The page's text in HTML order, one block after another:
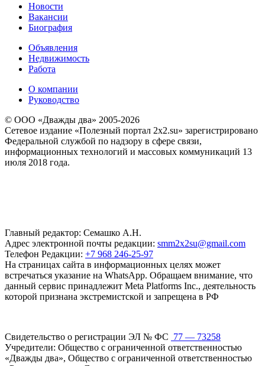
Новости
Вакансии
Биография
Объявления
Недвижимость
Работа
О компании
Руководство
© ООО «Дважды два» 2005-2026
Сетевое издание «Полезный портал 2x2.su» зарегистрировано
Федеральной службой по надзору в сфере связи,
информационных технологий и массовых коммуникаций 13
июля 2018 года.
Главный редактор: Семашко А.Н.
Адрес электронной почты редакции: smm2x2su@gmail.com
Телефон Редакции: +7 968 246-25-97
На страницах сайта в информационных целях может
встречаться указание на WhatsApp. Обращаем внимание, что
данный сервис принадлежит Meta Platforms Inc., деятельность
которой признана экстремистской и запрещена в РФ
Свидетельство о регистрации ЭЛ № ФС 77 — 73258
Учредители: Общество с ограниченной ответственностью
«Дважды два», Общество с ограниченной ответственностью